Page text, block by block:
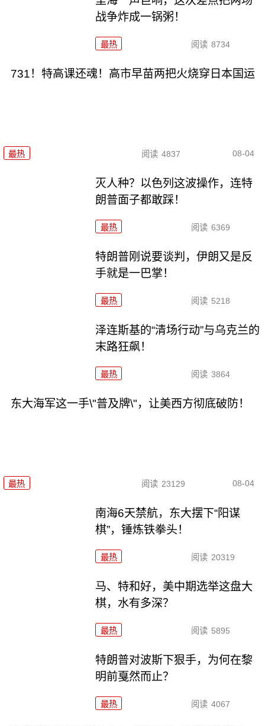
战争炸成一锅粥！
最热 阅读 8734
731！特高课还魂！高市早苗两把火烧穿日本国运
最热 阅读 4837 08-04
灭人种？以色列这波操作，连特
朗普面子都敢踩！
最热 阅读 6369
特朗普刚说要谈判，伊朗又是反
手就是一巴掌！
最热 阅读 5218
泽连斯基的“清场行动”与乌克兰的
末路狂飙！
最热 阅读 3864
东大海军这一手\"普及牌\"，让美西方彻底破防！
最热 阅读 23129 08-04
南海6天禁航，东大摆下“阳谋
棋”，锤炼铁拳头！
最热 阅读 20319
马、特和好，美中期选举这盘大
棋，水有多深？
最热 阅读 5895
特朗普对波斯下狠手，为何在黎
明前戛然而止？
最热 阅读 4067